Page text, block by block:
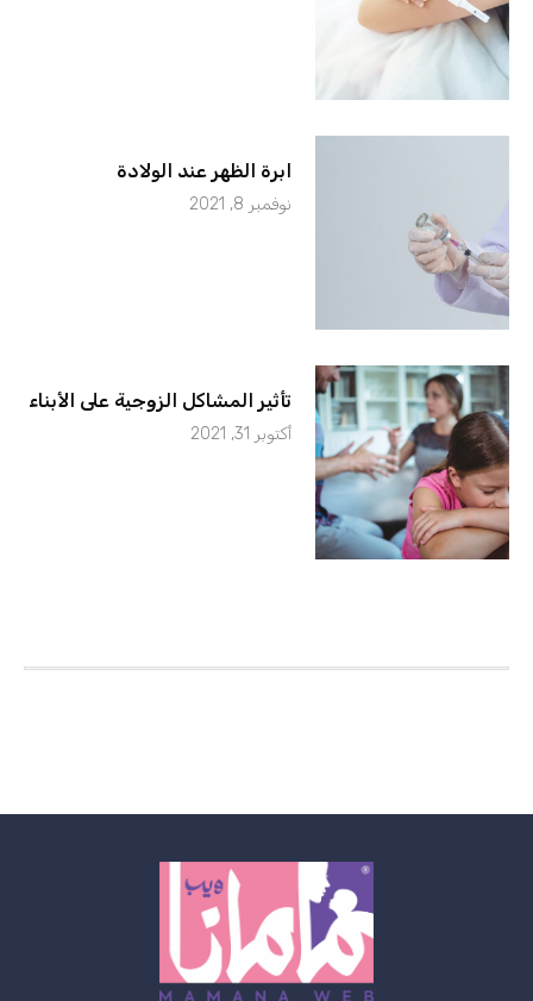
ابرة الظهر عند الولادة
نوفمبر 8, 2021
تأثير المشاكل الزوجية على الأبناء
أكتوبر 31, 2021